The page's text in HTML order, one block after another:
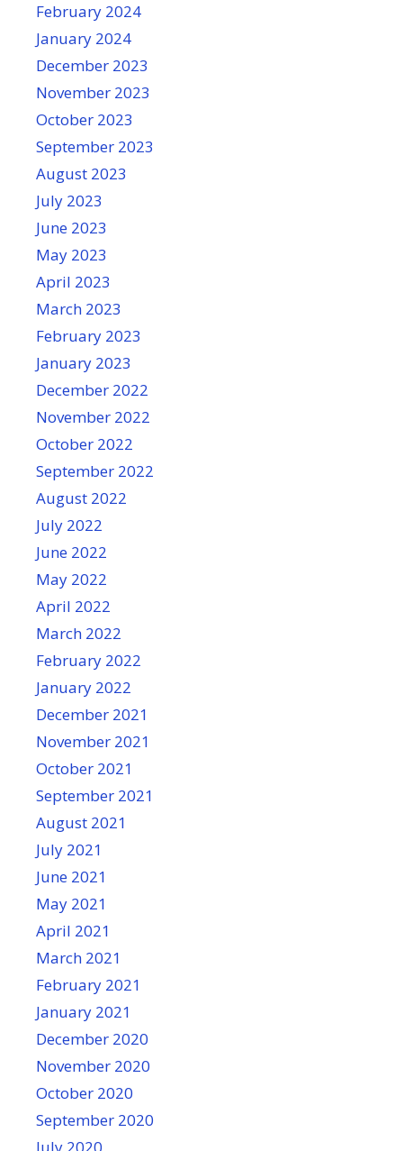
February 2024
January 2024
December 2023
November 2023
October 2023
September 2023
August 2023
July 2023
June 2023
May 2023
April 2023
March 2023
February 2023
January 2023
December 2022
November 2022
October 2022
September 2022
August 2022
July 2022
June 2022
May 2022
April 2022
March 2022
February 2022
January 2022
December 2021
November 2021
October 2021
September 2021
August 2021
July 2021
June 2021
May 2021
April 2021
March 2021
February 2021
January 2021
December 2020
November 2020
October 2020
September 2020